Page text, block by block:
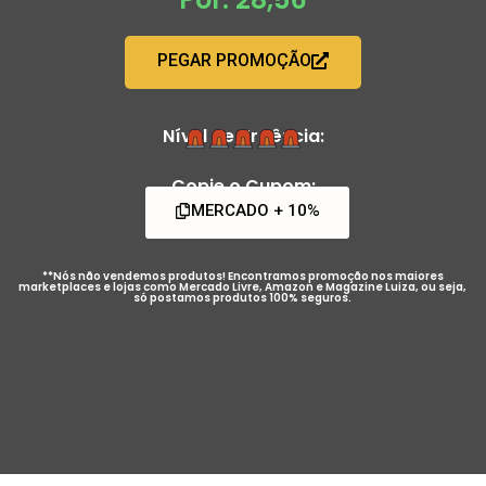
PEGAR PROMOÇÃO
Nível de Urgência:
Copie o Cupom:
MERCADO + 10%
**Nós não vendemos produtos! Encontramos promoção nos maiores
marketplaces e lojas como Mercado Livre, Amazon e Magazine Luiza, ou seja,
só postamos produtos 100% seguros.